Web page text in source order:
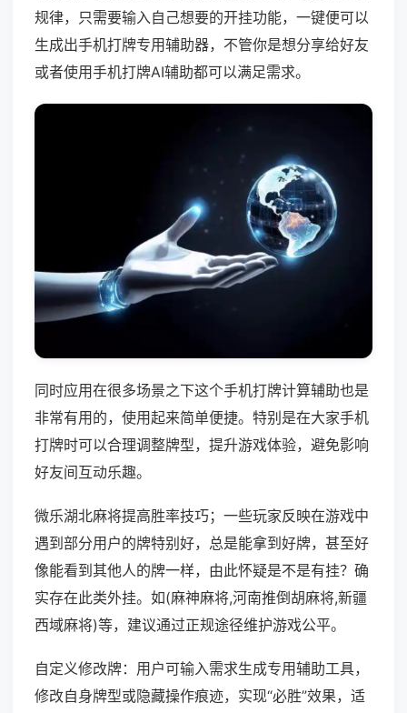
规律，只需要输入自己想要的开挂功能，一键便可以
生成出手机打牌专用辅助器，不管你是想分享给好友
或者使用手机打牌AI辅助都可以满足需求。
同时应用在很多场景之下这个手机打牌计算辅助也是
非常有用的，使用起来简单便捷。特别是在大家手机
打牌时可以合理调整牌型，提升游戏体验，避免影响
好友间互动乐趣。
微乐湖北麻将提高胜率技巧；一些玩家反映在游戏中
遇到部分用户的牌特别好，总是能拿到好牌，甚至好
像能看到其他人的牌一样，由此怀疑是不是有挂？确
实存在此类外挂。如(麻神麻将,河南推倒胡麻将,新疆
西域麻将)等，建议通过正规途径维护游戏公平。
自定义修改牌：用户可输入需求生成专用辅助工具，
修改自身牌型或隐藏操作痕迹，实现“必胜”效果，适